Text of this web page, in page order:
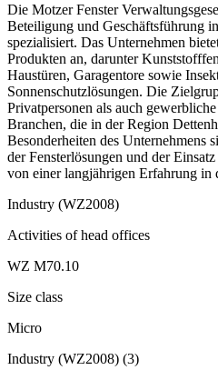
Die Motzer Fenster
Beteiligung und Geschäftsführung
spezialisiert. Das Unternehmen
Produkten an, darunter
Haustüren, Garagentore sowie
Sonnenschutzlösungen. Die
Privatpersonen als auch
Branchen, die in der Region
Besonderheiten des
der Fensterlösungen und der
von einer langjährigen Erfahrung in
Industry (WZ2008)
Activities of head offices
WZ M70.10
Size class
Micro
Industry (WZ2008) (3)